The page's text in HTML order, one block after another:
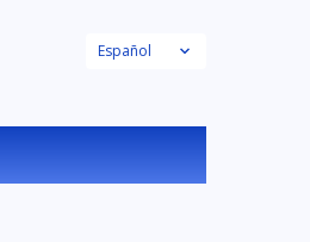
Español